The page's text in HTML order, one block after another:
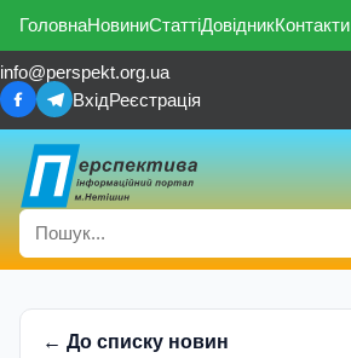
ГоловнаНовиниСтаттіДовідникКонтакти
info@perspekt.org.ua
ВхідРеєстрація
← До списку новин